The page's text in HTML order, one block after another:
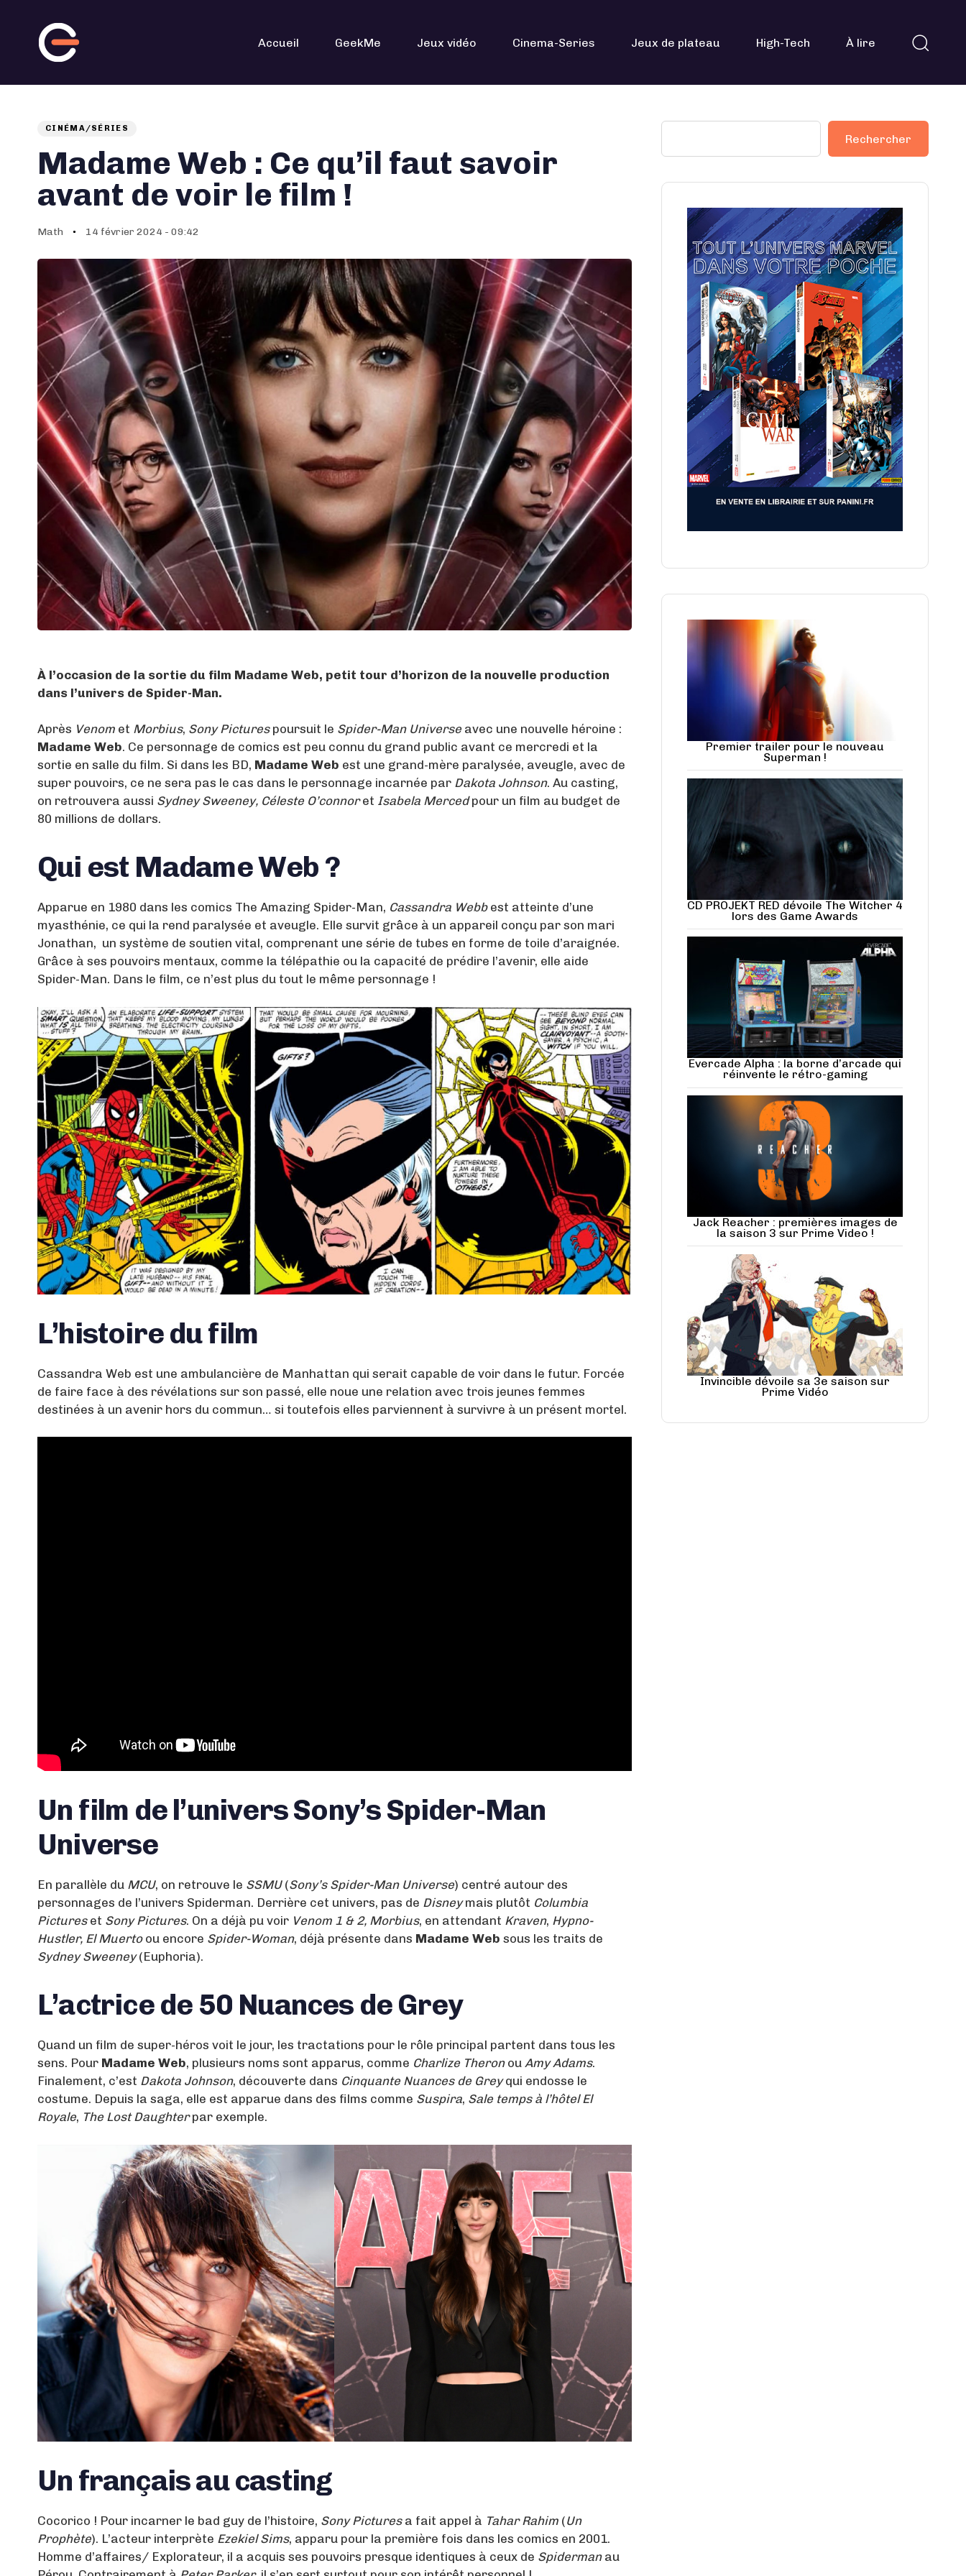
navigation
Accueil GeekMe Jeux vidéo Cinema-Series Jeux de plateau High-Tech À lire
PUBLISHED
CINÉMA/SÉRIES
Madame Web : Ce qu’il faut savoir
avant de voir le film !
Auteur
Math
Published
14 février 2024 - 09:42
À l’occasion de la sortie du film Madame Web, petit tour d’horizon de la nouvelle production
dans l’univers de Spider-Man.
Après Venom et Morbius, Sony Picturespoursuit le Spider-Man Universeavec une nouvelle héroine :
Madame Web. Ce personnage de comics est peu connu du grand public avant ce mercredi et la
sortie en salle du film. Si dans les BD, Madame Web est une grand-mère paralysée, aveugle, avec de
super pouvoirs, ce ne sera pas le cas dans le personnage incarnée par Dakota Johnson. Au casting,
on retrouvera aussi Sydney Sweeney, Céleste O’connoret Isabela Mercedpour un film au budget de
80 millions de dollars.
Qui est Madame Web ?
Apparue en 1980 dans les comics The Amazing Spider-Man, Cassandra Webbest atteinte d’une
myasthénie, ce qui la rend paralysée et aveugle. Elle survit grâce à un appareil conçu par son mari
Jonathan, un système de soutien vital, comprenant une série de tubes en forme de toile d’araignée.
Grâce à ses pouvoirs mentaux, comme la télépathie ou la capacité de prédire l’avenir, elle aide
Spider-Man. Dans le film, ce n’est plus du tout le même personnage !
L’histoire du film
Cassandra Web est une ambulancière de Manhattan qui serait capable de voir dans le futur. Forcée
de faire face à des révélations sur son passé, elle noue une relation avec trois jeunes femmes
destinées à un avenir hors du commun… si toutefois elles parviennent à survivre à un présent mortel.
Un film de l’univers Sony’s Spider-Man
Universe
En parallèle du MCU, on retrouve le SSMU(Sony’s Spider-Man Universe) centré autour des
personnages de l’univers Spiderman. Derrière cet univers, pas de Disneymais plutôt Columbia
Pictureset Sony Pictures. On a déjà pu voir Venom 1 & 2, Morbius, en attendant Kraven, Hypno-
Hustler, El Muertoou encore Spider-Woman, déjà présente dans Madame Web sous les traits de
Sydney Sweeney(Euphoria).
L’actrice de 50 Nuances de Grey
Quand un film de super-héros voit le jour, les tractations pour le rôle principal partent dans tous les
sens. Pour Madame Web, plusieurs noms sont apparus, comme Charlize Theronou Amy Adams.
Finalement, c’est Dakota Johnson, découverte dans Cinquante Nuances de Greyqui endosse le
costume. Depuis la saga, elle est apparue dans des films comme Suspira, Sale temps à l’hôtel El
Royale, The Lost Daughterpar exemple.
Un français au casting
Cocorico ! Pour incarner le bad guy de l’histoire, Sony Picturesa fait appel à Tahar Rahim (Un
Prophète). L’acteur interprète Ezekiel Sims, apparu pour la première fois dans les comics en 2001.
Homme d’affaires/ Explorateur, il a acquis ses pouvoirs presque identiques à ceux de Spidermanau
Rechercher
Rechercher
Premier trailer pour le nouveau
Superman !
CD PROJEKT RED dévoile The Witcher 4
lors des Game Awards
Evercade Alpha : la borne d’arcade qui
réinvente le rétro-gaming
Jack Reacher : premières images de
la saison 3 sur Prime Video !
Invincible dévoile sa 3e saison sur
Prime Vidéo